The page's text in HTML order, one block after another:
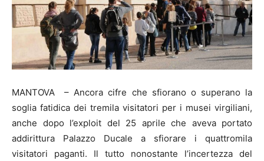
MANTOVA – Ancora cifre che sfiorano o superano la
soglia fatidica dei tremila visitatori per i musei virgiliani,
anche dopo l’exploit del 25 aprile che aveva portato
addirittura Palazzo Ducale a sfiorare i quattromila
visitatori paganti. Il tutto nonostante l’incertezza del